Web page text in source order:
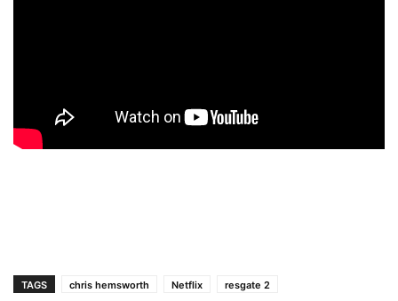
TAGS chris hemsworth Netflix resgate 2